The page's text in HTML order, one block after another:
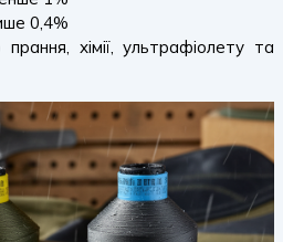
0,4%
хімії, ультрафіолету та